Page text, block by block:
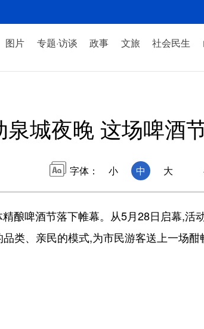
图片 专题·访谈 政事 文旅 社会民生
泉城夜晚 这场啤酒
字体： 小 中 大
啤酒节落下帷幕。从5月28日启幕,活
类、亲民的模式,为市民游客送上一场酣